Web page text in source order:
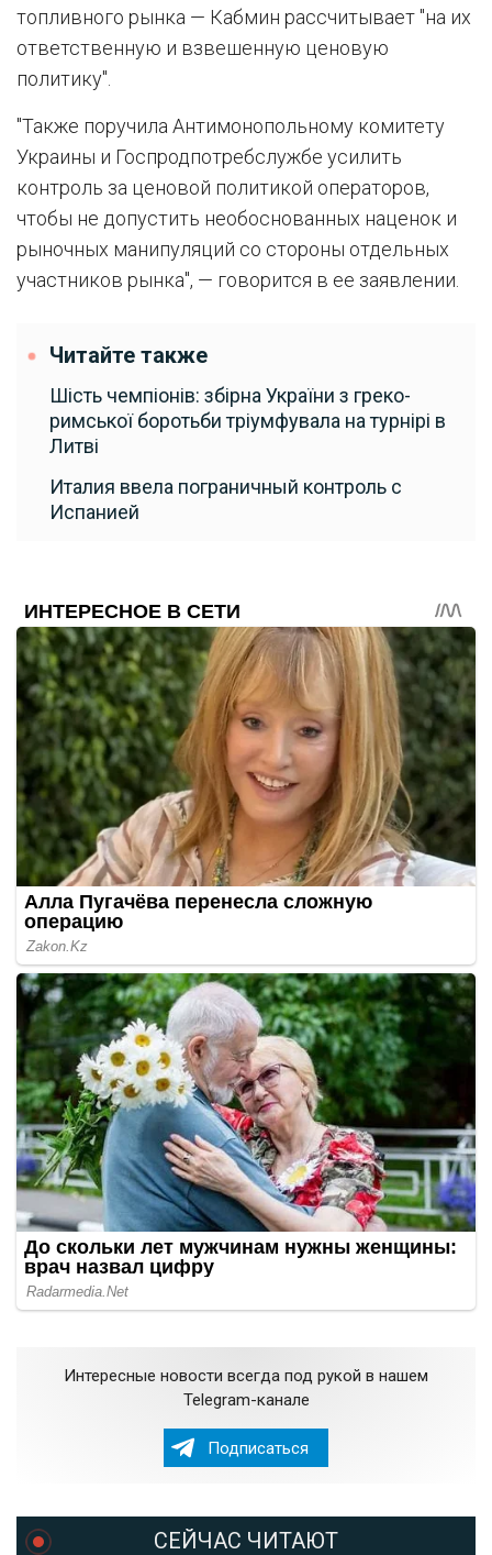
топливного рынка — Кабмин рассчитывает "на их
ответственную и взвешенную ценовую
политику".
"Также поручила Антимонопольному комитету
Украины и Госпродпотребслужбе усилить
контроль за ценовой политикой операторов,
чтобы не допустить необоснованных наценок и
рыночных манипуляций со стороны отдельных
участников рынка", — говорится в ее заявлении.
Читайте также
Шість чемпіонів: збірна України з греко-
римської боротьби тріумфувала на турнірі в
Литві
Италия ввела пограничный контроль с
Испанией
Интересные новости всегда под рукой в нашем
Telegram-канале
Подписаться
СЕЙЧАС ЧИТАЮТ